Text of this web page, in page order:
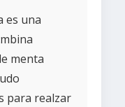
es una
menta
para realzar